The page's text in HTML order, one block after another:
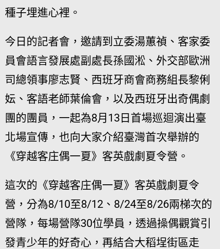
種子埋進心裡。
今日的記者會，邀請到立委湯蕙禎、客家委
員會語言發展處副處長孫國淞、外交部歐洲
司總領事廖志賢、西班牙商會商務組長黎俐
妘、客語老師葉倫會，以及西班牙出奇偶劇
團的團員，一起為8月13日首場巡迴演出臺
北場宣傳，也向大家介紹臺灣首次舉辦的
《穿越客庄偶一夏》客英戲劇夏令營。
這次的《穿越客庄偶一夏》客英戲劇夏令
營，分為8/10至8/12、8/24至8/26兩梯次的
營隊，每場營隊30位學員，透過操偶觀賞引
發青少年的好奇心，再結合大稻埕街區走